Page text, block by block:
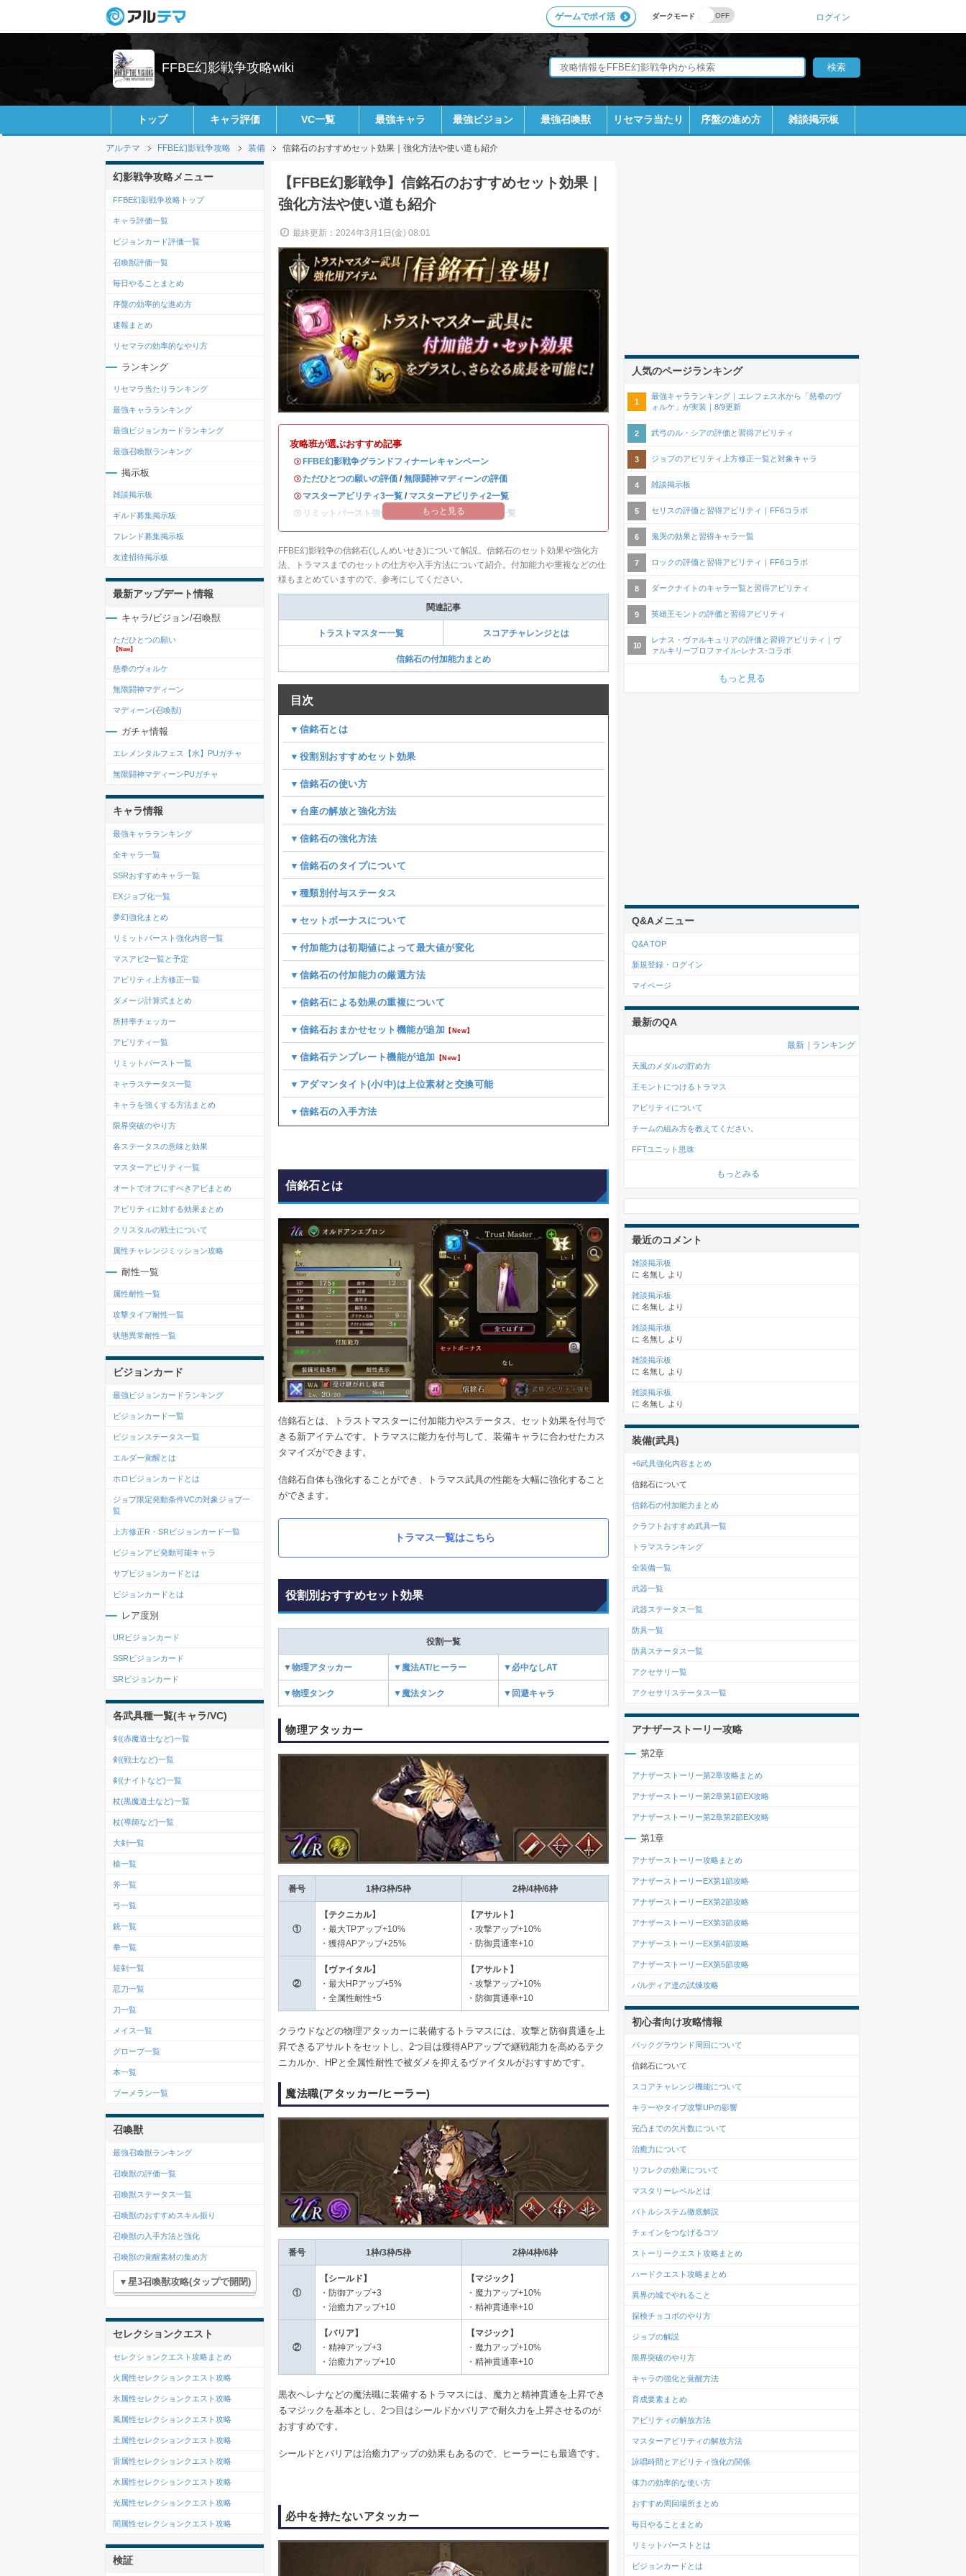
ダークモード
ゲームでポイ活 ログイン
FFBE幻影戦争攻略wiki
トップ キャラ評価 VC一覧 最強キャラ 最強ビジョン 最強召喚獣 リセマラ当たり 序盤の進め方 雑談掲示板
アルテマ FFBE幻影戦争攻略 装備 信銘石のおすすめセット効果｜強化方法や使い道も紹介
【FFBE幻影戦争】信銘石のおすすめセット効果｜
強化方法や使い道も紹介
最終更新：2024年3月1日(金) 08:01
攻略班が選ぶおすすめ記事
・ FFBE幻影戦争グランドフィナーレキャンペーン
・ただひとつの願いの評価 / 無限闘神マディーンの評価
・ マスターアビリティ3一覧 / マスターアビリティ2一覧
・ リミットバースト強化一覧 全キャラのステータス一覧
もっと見る
FFBE幻影戦争の信銘石(しんめいせき)について解説。信銘石のセット効果や強化方
法、トラマスまでのセットの仕方や入手方法について紹介。付加能力や重複などの仕
様もまとめていますので、参考にしてください。
関連記事
トラストマスター一覧 スコアチャレンジとは
信銘石の付加能力まとめ
目次
▼信銘石とは
▼役割別おすすめセット効果
▼信銘石の使い方
▼台座の解放と強化方法
▼信銘石の強化方法
▼信銘石のタイプについて
▼種類別付与ステータス
▼セットボーナスについて
▼付加能力は初期値によって最大値が変化
▼信銘石の付加能力の厳選方法
▼信銘石による効果の重複について
▼信銘石おまかせセット機能が追加 【New】
▼信銘石テンプレート機能が追加 【New】
▼アダマンタイト(小/中)は上位素材と交換可能
▼信銘石の入手方法
信銘石とは
信銘石とは、トラストマスターに付加能力やステータス、セット効果を付与で
きる新アイテムです。トラマスに能力を付与して、装備キャラに合わせたカス
タマイズができます。
信銘石自体も強化することができ、トラマス武具の性能を大幅に強化すること
ができます。
トラマス一覧はこちら
役割別おすすめセット効果
役割一覧
▼物理アタッカー ▼魔法AT/ヒーラー ▼必中なしAT
▼物理タンク ▼魔法タンク ▼回避キャラ
物理アタッカー
番号 1枠/3枠/5枠 2枠/4枠/6枠
①
【テクニカル】
・最大TPアップ+10%
・獲得APアップ+25%
【アサルト】
・攻撃アップ+10%
・防御貫通率+10
②
【ヴァイタル】
・最大HPアップ+5%
・全属性耐性+5
【アサルト】
・攻撃アップ+10%
・防御貫通率+10
クラウドなどの物理アタッカーに装備するトラマスには、攻撃と防御貫通を上
昇できるアサルトをセットし、2つ目は獲得APアップで継戦能力を高めるテク
ニカルか、HPと全属性耐性で被ダメを抑えるヴァイタルがおすすめです。
魔法職(アタッカー/ヒーラー)
番号 1枠/3枠/5枠 2枠/4枠/6枠
①
【シールド】
・防御アップ+3
・治癒力アップ+10
【マジック】
・魔力アップ+10%
・精神貫通率+10
②
【バリア】
・精神アップ+3
・治癒力アップ+10
【マジック】
・魔力アップ+10%
・精神貫通率+10
黒衣ヘレナなどの魔法職に装備するトラマスには、魔力と精神貫通を上昇でき
るマジックを基本とし、2つ目はシールドかバリアで耐久力を上昇させるのが
おすすめです。
シールドとバリアは治癒力アップの効果もあるので、ヒーラーにも最適です。
必中を持たないアタッカー
幻影戦争攻略メニュー
FFBE幻影戦争攻略トップ
キャラ評価一覧
ビジョンカード評価一覧
召喚獣評価一覧
毎日やることまとめ
序盤の効率的な進め方
速報まとめ
リセマラの効率的なやり方
ランキング
リセマラ当たりランキング
最強キャラランキング
最強ビジョンカードランキング
最強召喚獣ランキング
掲示板
雑談掲示板
ギルド募集掲示板
フレンド募集掲示板
友達招待掲示板
最新アップデート情報
キャラ/ビジョン/召喚獣
ただひとつの願い
【New】
慈拳のヴォルケ
無限闘神マディーン
マディーン(召喚獣)
ガチャ情報
エレメンタルフェス【水】PUガチャ
無限闘神マディーンPUガチャ
キャラ情報
最強キャラランキング
全キャラ一覧
SSRおすすめキャラ一覧
EXジョブ化一覧
夢幻強化まとめ
リミットバースト強化内容一覧
マスアビ2一覧と予定
アビリティ上方修正一覧
ダメージ計算式まとめ
所持率チェッカー
アビリティ一覧
リミットバースト一覧
キャラステータス一覧
キャラを強くする方法まとめ
限界突破のやり方
各ステータスの意味と効果
マスターアビリティ一覧
オートでオフにすべきアビまとめ
アビリティに対する効果まとめ
クリスタルの戦士について
属性チャレンジミッション攻略
耐性一覧
属性耐性一覧
攻撃タイプ耐性一覧
状態異常耐性一覧
ビジョンカード
最強ビジョンカードランキング
ビジョンカード一覧
ビジョンステータス一覧
エルダー覚醒とは
ホロビジョンカードとは
ジョブ限定発動条件VCの対象ジョブ一
覧
上方修正R・SRビジョンカード一覧
ビジョンアビ発動可能キャラ
サブビジョンカードとは
ビジョンカードとは
レア度別
URビジョンカード
SSRビジョンカード
SRビジョンカード
各武具種一覧(キャラ/VC)
剣(赤魔道士など)一覧
剣(戦士など)一覧
剣(ナイトなど)一覧
杖(黒魔道士など)一覧
杖(導師など)一覧
大剣一覧
槍一覧
斧一覧
弓一覧
銃一覧
拳一覧
短剣一覧
忍刀一覧
刀一覧
メイス一覧
グローブ一覧
本一覧
ブーメラン一覧
召喚獣
最強召喚獣ランキング
召喚獣の評価一覧
召喚獣ステータス一覧
召喚獣のおすすめスキル振り
召喚獣の入手方法と強化
召喚獣の覚醒素材の集め方
▼星3召喚獣攻略(タップで開閉)
セレクションクエスト
セレクションクエスト攻略まとめ
火属性セレクションクエスト攻略
氷属性セレクションクエスト攻略
風属性セレクションクエスト攻略
土属性セレクションクエスト攻略
雷属性セレクションクエスト攻略
水属性セレクションクエスト攻略
光属性セレクションクエスト攻略
闇属性セレクションクエスト攻略
検証
人気のページランキング
最強キャラランキング｜エレフェス水から「慈拳のヴ
ォルケ」が実装｜8/9更新
武弓のル・シアの評価と習得アビリティ
ジョブのアビリティ上方修正一覧と対象キャラ
雑談掲示板
セリスの評価と習得アビリティ｜FF6コラボ
鬼哭の効果と習得キャラ一覧
ロックの評価と習得アビリティ｜FF6コラボ
ダークナイトのキャラ一覧と習得アビリティ
英雄王モントの評価と習得アビリティ
レナス・ヴァルキュリアの評価と習得アビリティ｜ヴ
ァルキリープロファイル-レナス-コラボ
もっと見る
Q&Aメニュー
Q&A TOP
新規登録・ログイン
マイページ
最新のQA
最新 ランキング
天風のメダルの貯め方
王モントにつけるトラマス
アビリティについて
チームの組み方を教えてください。
FFTユニット思珠
もっとみる
最近のコメント
雑談掲示板
に 名無し より
雑談掲示板
に 名無し より
雑談掲示板
に 名無し より
雑談掲示板
に 名無し より
雑談掲示板
に 名無し より
装備(武具)
+6武具強化内容まとめ
信銘石について
信銘石の付加能力まとめ
クラフトおすすめ武具一覧
トラマスランキング
全装備一覧
武器一覧
武器ステータス一覧
防具一覧
防具ステータス一覧
アクセサリ一覧
アクセサリステータス一覧
アナザーストーリー攻略
第2章
アナザーストーリー第2章攻略まとめ
アナザーストーリー第2章第1節EX攻略
アナザーストーリー第2章第2節EX攻略
第1章
アナザーストーリー攻略まとめ
アナザーストーリーEX第1節攻略
アナザーストーリーEX第2節攻略
アナザーストーリーEX第3節攻略
アナザーストーリーEX第4節攻略
アナザーストーリーEX第5節攻略
バルディア達の試煉攻略
初心者向け攻略情報
バックグラウンド周回について
信銘石について
スコアチャレンジ機能について
キラーやタイプ攻撃UPの影響
完凸までの欠片数について
治癒力について
リフレクの効果について
マスタリーレベルとは
バトルシステム徹底解説
チェインをつなげるコツ
ストーリークエスト攻略まとめ
ハードクエスト攻略まとめ
異界の城でやれること
探検チョコボのやり方
ジョブの解説
限界突破のやり方
キャラの強化と覚醒方法
育成要素まとめ
アビリティの解放方法
マスターアビリティの解放方法
詠唱時間とアビリティ強化の関係
体力の効率的な使い方
おすすめ周回場所まとめ
毎日やることまとめ
リミットバーストとは
ビジョンカードとは